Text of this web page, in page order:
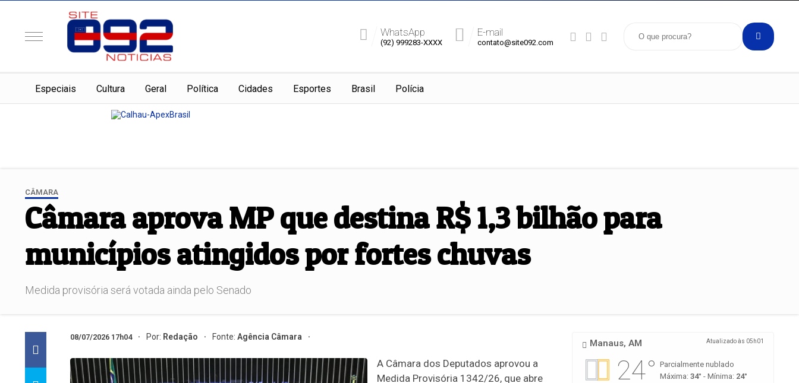
E-mail
contato@site092.com
WhatsApp
(92) 999283-XXXX
Especiais Cultura Geral Política Cidades Esportes Brasil Polícia
CÂMARA
Câmara aprova MP que destina R$ 1,3 bilhão para
municípios atingidos por fortes chuvas
Medida provisória será votada ainda pelo Senado
08/07/2026 17h04 Por: Redação Fonte: Agência Câmara
A Câmara dos Deputados aprovou a
Medida Provisória 1342/26, que abre
Manaus, AM Atualizado às 05h01
24°
Parcialmente nublado
Máxima:34° - Mínima: 24°